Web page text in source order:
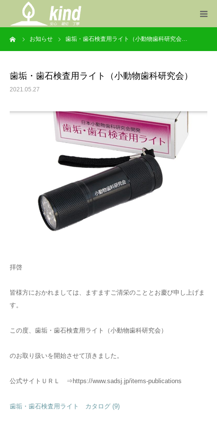
お知らせ 歯垢・歯石検査用ライト（小動物歯科研究会…
歯垢・歯石検査用ライト（小動物歯科研究会）
2021.05.27
拝啓
皆様方におかれましては、ますますご清栄のこととお慶び申し上げま
す。
この度、歯垢・歯石検査用ライト（小動物歯科研究会）
のお取り扱いを開始させて頂きました。
公式サイトＵＲＬ ⇒https://www.sadsj.jp/items-publications
歯垢・歯石検査用ライト カタログ (9)
事業案内